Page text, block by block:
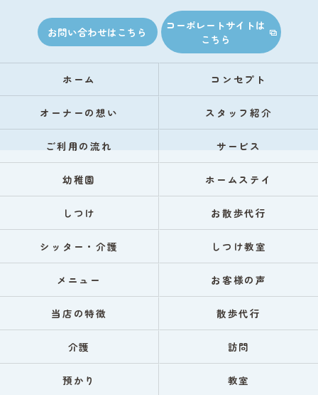
お問い合わせはこちら
コーポレートサイトは
こちら
ホーム コンセプト
オーナーの想い スタッフ紹介
ご利用の流れ サービス
幼稚園 ホームステイ
しつけ お散歩代行
シッター・介護 しつけ教室
メニュー お客様の声
当店の特徴 散歩代行
介護 訪問
預かり 教室